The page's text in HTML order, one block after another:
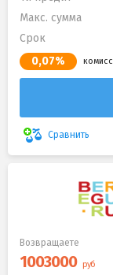
Макс. сумма
Срок
0,07%
Сравнить
Возвращаете